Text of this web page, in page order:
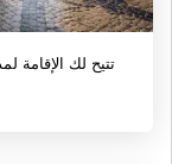
تتيح لك الإقامة